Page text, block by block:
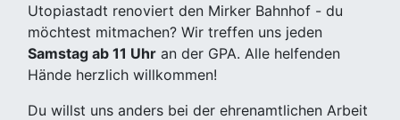
Utopiastadt renoviert den Mirker Bahnhof - du
möchtest mitmachen? Wir treffen uns jeden
Samstag ab 11 Uhr an der GPA. Alle helfenden
Hände herzlich willkommen!
Du willst uns anders bei der ehrenamtlichen Arbeit